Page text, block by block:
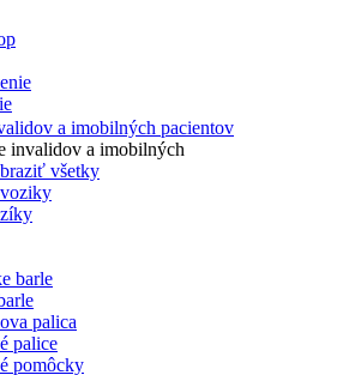
a imobilných pacientov
invalidov a imobilných
všetky
palice